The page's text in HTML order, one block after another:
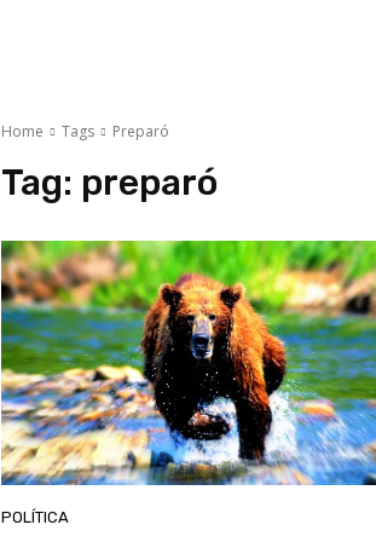
Home Tags Preparó
Tag: preparó
POLÍTICA